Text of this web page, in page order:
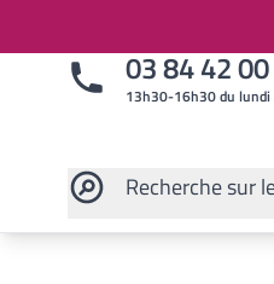
03 84 42
13h30-16h30 du lundi
Recherchesur